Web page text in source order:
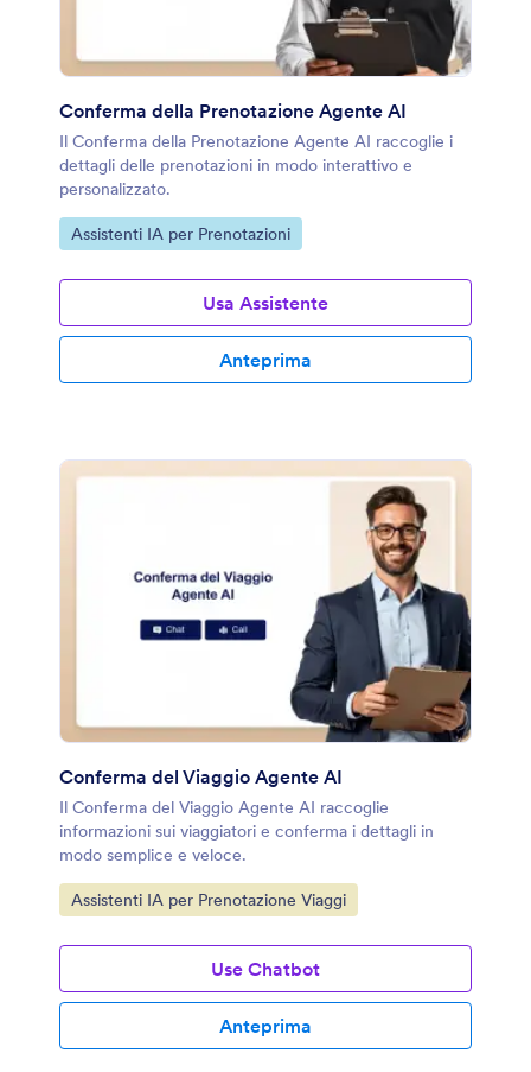
Conferma della Prenotazione Agente AI
Il Conferma della Prenotazione Agente AI raccoglie i
dettagli delle prenotazioni in modo interattivo e
personalizzato.
Vai alla Categoria:
Assistenti IA per Prenotazioni
Usa Assistente
Anteprima
Conferma del Viaggio Agente AI
Il Conferma del Viaggio Agente AI raccoglie
informazioni sui viaggiatori e conferma i dettagli in
modo semplice e veloce.
Vai alla Categoria:
Assistenti IA per Prenotazione Viaggi
Use Chatbot
Anteprima